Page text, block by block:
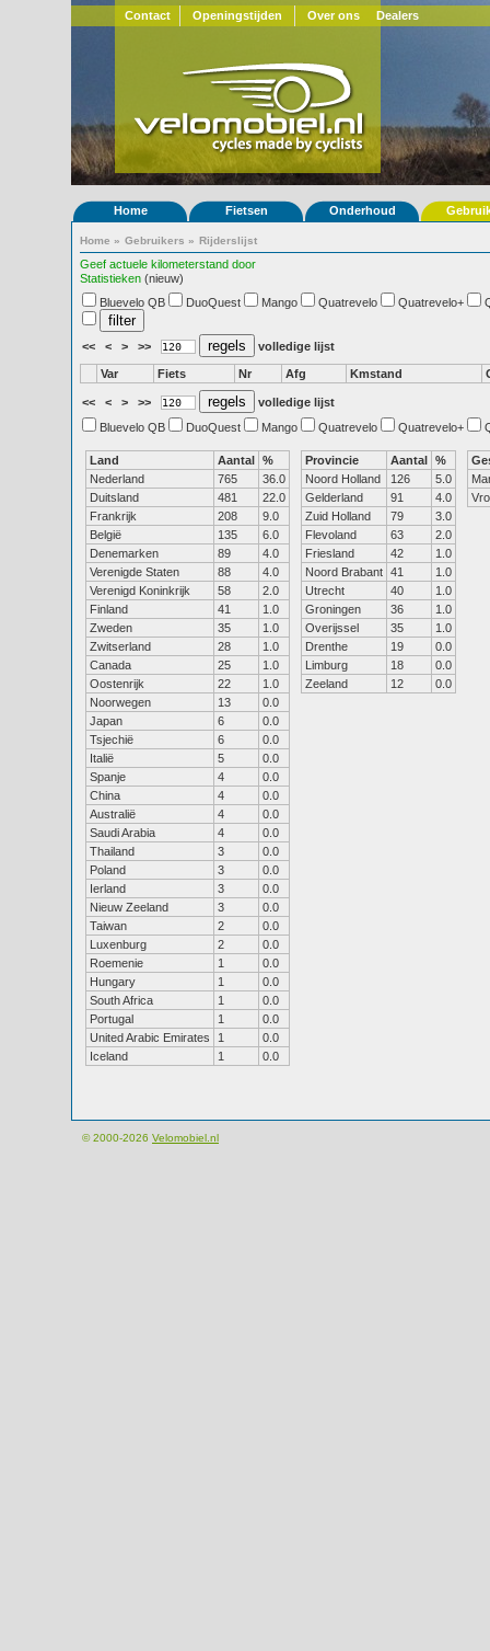
Contact Openingstijden Over ons Dealers
Home Fietsen Onderhoud
Home » Gebruikers » Rijderslijst
Geef actuele kilometerstand door
Statistieken (nieuw)
Bluevelo QB
DuoQuest Mango Quatrevelo Quatrevelo+
<< < > >> volledige lijst
Var Fiets Nr Afg Kmstand
<< < > >>
volledige lijst
Bluevelo QB
DuoQuest Mango Quatrevelo Quatrevelo+
Land Aantal %
Nederland
765
36.0
Duitsland
481
22.0
Frankrijk
208
9.0
België
135
6.0
Denemarken
89
4.0
Verenigde Staten
88
4.0
Verenigd Koninkrijk
58
2.0
Finland
41
1.0
Zweden
35
1.0
Zwitserland
28
1.0
Canada
25
1.0
Oostenrijk
22
1.0
Noorwegen
13
0.0
Japan
6
0.0
Tsjechië
6
0.0
Italië
5
0.0
Spanje
4
0.0
China
4
0.0
Australië
4
0.0
Saudi Arabia
4
0.0
Thailand
3
0.0
Poland
3
0.0
Ierland
3
0.0
Nieuw Zeeland
3
0.0
Taiwan
2
0.0
Luxenburg
2
0.0
Roemenie
1
0.0
Hungary
1
0.0
South Africa
1
0.0
Portugal
1
0.0
United Arabic Emirates
1
0.0
Iceland
1 0.0
Provincie Aantal %
Noord Holland
126
5.0
Gelderland
91
4.0
Zuid Holland
79
3.0
Flevoland
63
2.0
Friesland
42
1.0
Noord Brabant 41
1.0
Utrecht
40
1.0
Groningen
36
1.0
Overijssel
35
1.0
Drenthe
19
0.0
Limburg
18
0.0
Zeeland
12 0.0
© 2000-2026 Velomobiel.nl